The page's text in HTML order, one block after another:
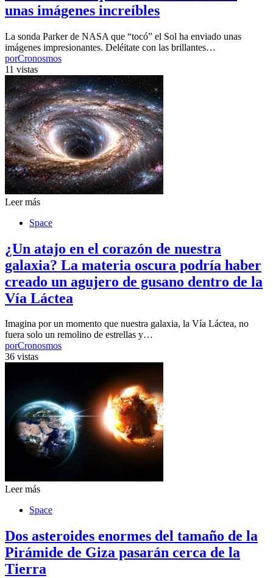
unas imágenes increíbles
La sonda Parker de NASA que “tocó” el Sol ha enviado unas
imágenes impresionantes. Deléitate con las brillantes…
porCronosmos
11 vistas
Leer más
Space
¿Un atajo en el corazón de nuestra
galaxia? La materia oscura podría haber
creado un agujero de gusano dentro de la
Vía Láctea
Imagina por un momento que nuestra galaxia, la Vía Láctea, no
fuera solo un remolino de estrellas y…
porCronosmos
36 vistas
Leer más
Space
Dos asteroides enormes del tamaño de la
Pirámide de Giza pasarán cerca de la
Tierra